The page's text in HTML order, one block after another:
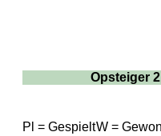
Opsteiger
Pl = GespieltW =